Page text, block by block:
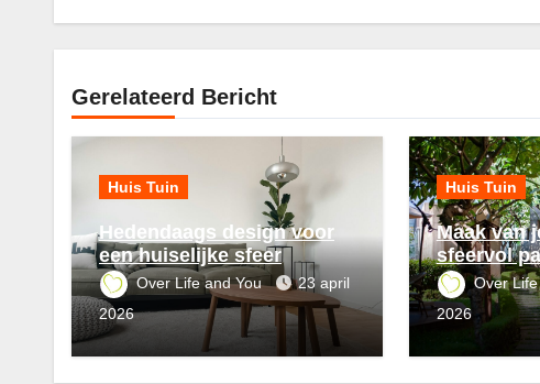
Gerelateerd Bericht
Huis Tuin
Hedendaags design voor
een huiselijke sfeer
Over Life and You
23 april
2026
Huis Tuin
Maak van
sfeervol
Over
2026